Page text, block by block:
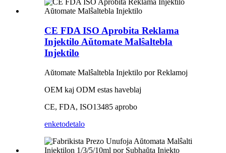
CE FDA ISO Aprobita Reklama
Injektilo Aŭtomate Malŝaltebla
Injektilo
Aŭtomate Malŝaltebla Injektilo por Reklamoj
OEM kaj ODM estas haveblaj
CE, FDA, ISO13485 aprobo
enketodetalo